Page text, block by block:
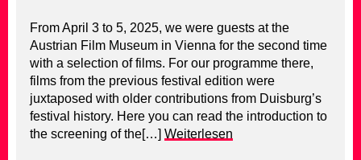
From April 3 to 5, 2025, we were guests at the
Austrian Film Museum in Vienna for the second time
with a selection of films. For our programme there,
films from the previous festival edition were
juxtaposed with older contributions from Duisburg’s
festival history. Here you can read the introduction to
the screening of the[…] Weiterlesen